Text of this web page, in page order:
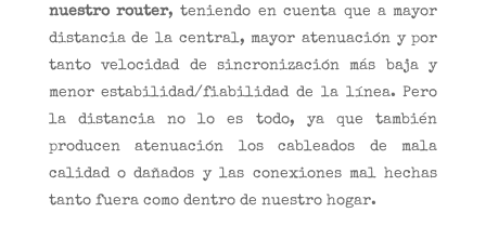
nuestro router, teniendo en cuenta que a mayor
distancia de la central, mayor atenuación y por
tanto velocidad de sincronización más baja y
menor estabilidad/fiabilidad de la línea. Pero
la distancia no lo es todo, ya que también
producen atenuación los cableados de mala
calidad o dañados y las conexiones mal hechas
tanto fuera como dentro de nuestro hogar.